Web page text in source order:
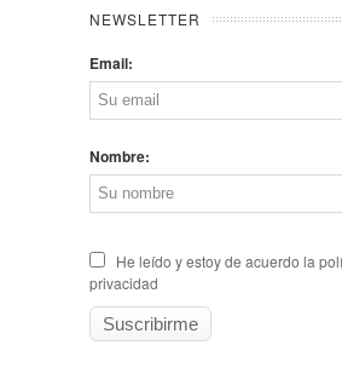
NEWSLETTER
Email:
Nombre:
He leído y estoy de acuerdo la
privacidad